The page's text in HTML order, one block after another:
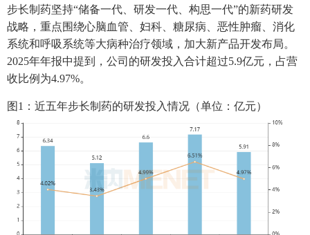
步长制药坚持“储备一代、研发一代、构思一代”的新药研发
战略，重点围绕心脑血管、妇科、糖尿病、恶性肿瘤、消化
系统和呼吸系统等大病种治疗领域，加大新产品开发布局。
2025年年报中提到，公司的研发投入合计超过5.9亿元，占营
收比例为4.97%。
图1：近五年步长制药的研发投入情况（单位：亿元）